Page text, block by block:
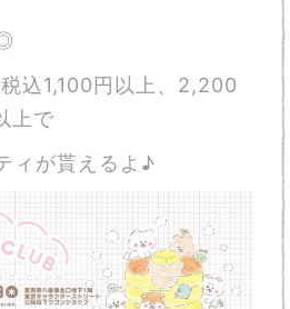
込1,100 円以上、2,200
上で
ィが貰えるよ♪